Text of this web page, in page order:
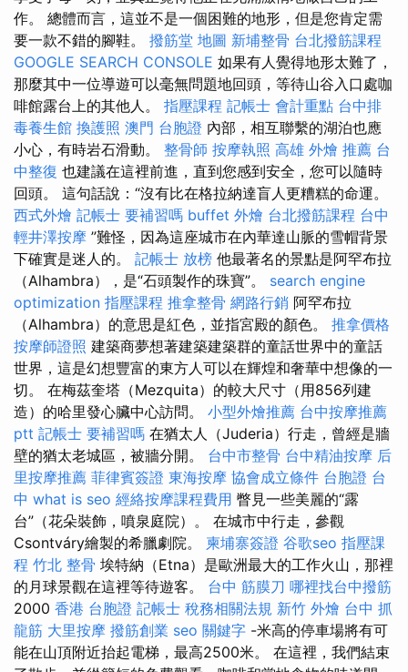
作。 總體而言，這並不是一個困難的地形，但是您肯定需
要一款不錯的腳鞋。 撥筋堂 地圖 新埔整骨 台北撥筋課程
GOOGLE SEARCH CONSOLE 如果有人覺得地形太難了，
那麼其中一位導遊可以毫無問題地回頭，等待山谷入口處咖
啡館露台上的其他人。 指壓課程 記帳士 會計重點 台中排
毒養生館 換護照 澳門 台胞證 內部，相互聯繫的湖泊也應
小心，有時岩石滑動。 整骨師 按摩執照 高雄 外燴 推薦 台
中整復 也建議在這裡前進，直到您感到安全，您可以隨時
回頭。 這句話說：“沒有比在格拉納達盲人更糟糕的命運。
西式外燴 記帳士 要補習嗎 buffet 外燴 台北撥筋課程 台中
輕井澤按摩 ”難怪，因為這座城市在內華達山脈的雪帽背景
下確實是迷人的。 記帳士 放榜 他最著名的景點是阿罕布拉
（Alhambra），是“石頭製作的珠寶”。 search engine
optimization 指壓課程 推拿整骨 網路行銷 阿罕布拉
（Alhambra）的意思是紅色，並指宮殿的顏色。 推拿價格
按摩師證照 建築商夢想著建築建築群的童話世界中的童話
世界，這是幻想豐富的東方人可以在輝煌和奢華中想像的一
切。 在梅茲奎塔（Mezquita）的較大尺寸（用856列建
造）的哈里發心臟中心訪問。 小型外燴推薦 台中按摩推薦
ptt 記帳士 要補習嗎 在猶太人（Juderia）行走，曾經是牆
壁的猶太老城區，被牆分開。 台中市整骨 台中精油按摩 后
里按摩推薦 菲律賓簽證 東海按摩 協會成立條件 台胞證 台
中 what is seo 經絡按摩課程費用 瞥見一些美麗的“露
台”（花朵裝飾，噴泉庭院）。 在城市中行走，參觀
Csontváry繪製的希臘劇院。 柬埔寨簽證 谷歌seo 指壓課
程 竹北 整骨 埃特納（Etna）是歐洲最大的工作火山，那裡
的月球景觀在這裡等待遊客。 台中 筋膜刀 哪裡找台中撥筋
2000 香港 台胞證 記帳士 稅務相關法規 新竹 外燴 台中 抓
龍筋 大里按摩 撥筋創業 seo 關鍵字 -米高的停車場將有可
能在山頂附近抬起電梯，最高2500米。 在這裡，我們結束